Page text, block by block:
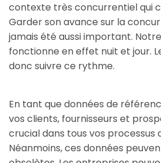
contexte très concurrentiel qui
Garder son avance sur la
jamais été aussi important.
fonctionne en effet nuit et jour.
donc suivre ce rythme.
En tant que données de
vos clients, fournisseurs et
crucial dans tous vos processus
Néanmoins, ces données